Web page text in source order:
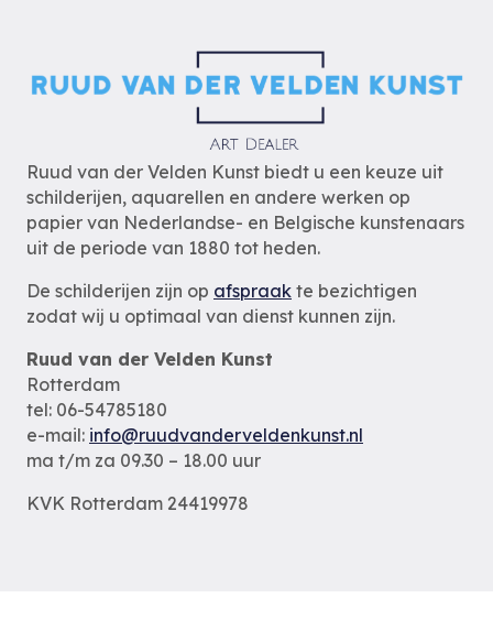
Ruud van der Velden Kunst biedt u een keuze uit
schilderijen, aquarellen en andere werken op
papier van Nederlandse- en Belgische kunstenaars
uit de periode van 1880 tot heden.
De schilderijen zijn op afspraak te bezichtigen
zodat wij u optimaal van dienst kunnen zijn.
Ruud van der Velden Kunst
Rotterdam
tel: 06-54785180
e-mail: info@ruudvanderveldenkunst.nl
ma t/m za 09.30 – 18.00 uur
KVK Rotterdam 24419978